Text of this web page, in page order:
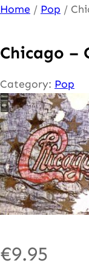
Ga
de
inhoud
Home / Pop /
Chicago
Category: Pop
€9.95